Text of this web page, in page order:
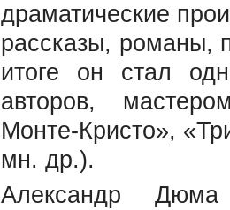
драматические
рассказы, романы,
итоге он стал
авторов,
Монте-Кристо»,
мн. др.).
Александр